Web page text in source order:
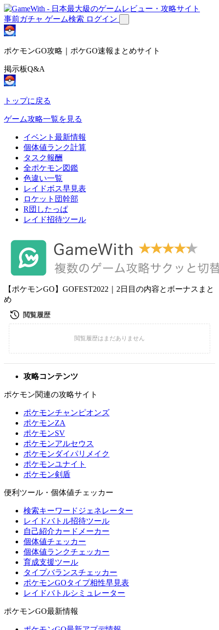
事前ガチャ ゲーム検索 ログイン
ポケモンGO攻略｜ポケGO速報まとめサイト
掲示板Q&A
トップに戻る
ゲーム攻略一覧を見る
イベント最新情報
個体値ランク計算
タスク報酬
全ポケモン図鑑
色違い一覧
レイドボス早見表
ロケット団幹部
R団したっぱ
レイド招待ツール
【ポケモンGO】GOFEST2022｜2日目の内容とボーナスまと
め
攻略コンテンツ
ポケモン関連の攻略サイト
ポケモンチャンピオンズ
ポケモンZA
ポケモンSV
ポケモンアルセウス
ポケモンダイパリメイク
ポケモンユナイト
ポケモン剣盾
便利ツール・個体値チェッカー
検索キーワードジェネレーター
レイドバトル招待ツール
自己紹介カードメーカー
個体値チェッカー
個体値ランクチェッカー
育成支援ツール
タイプバランスチェッカー
ポケモンGOタイプ相性早見表
レイドバトルシミュレーター
ポケモンGO最新情報